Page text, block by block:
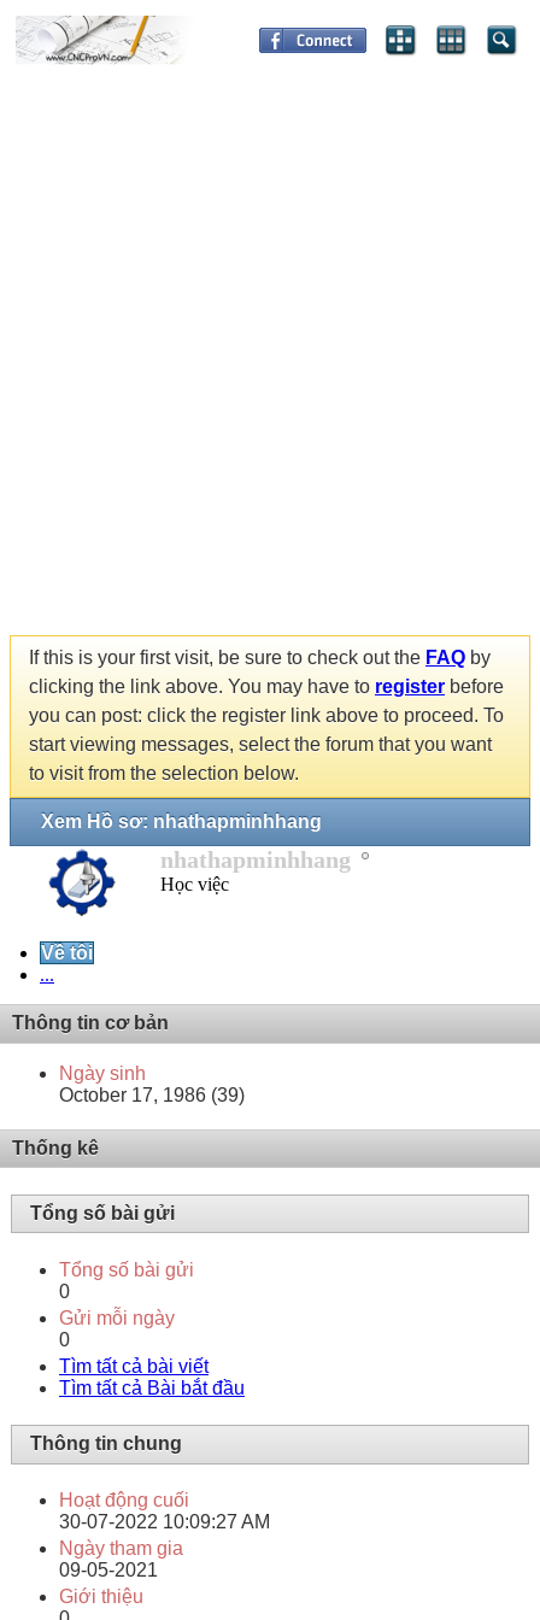
If this is your first visit, be sure to check out the FAQ by
clicking the link above. You may have to register before
you can post: click the register link above to proceed. To
start viewing messages, select the forum that you want
to visit from the selection below.
Xem Hồ sơ: nhathapminhhang
nhathapminhhang
Học việc
Về tôi
...
Thông tin cơ bản
Ngày sinh
October 17, 1986 (39)
Thống kê
Tổng số bài gửi
Tổng số bài gửi
0
Gửi mỗi ngày
0
Tìm tất cả bài viết
Tìm tất cả Bài bắt đầu
Thông tin chung
Hoạt động cuối
30-07-2022 10:09:27 AM
Ngày tham gia
09-05-2021
Giới thiệu